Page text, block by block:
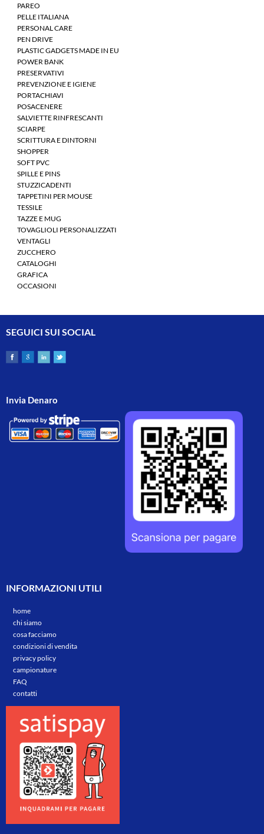
PAREO
PELLE ITALIANA
PERSONAL CARE
PEN DRIVE
PLASTIC GADGETS MADE IN EU
POWER BANK
PRESERVATIVI
PREVENZIONE E IGIENE
PORTACHIAVI
POSACENERE
SALVIETTE RINFRESCANTI
SCIARPE
SCRITTURA E DINTORNI
SHOPPER
SOFT PVC
SPILLE E PINS
STUZZICADENTI
TAPPETINI PER MOUSE
TESSILE
TAZZE E MUG
TOVAGLIOLI PERSONALIZZATI
VENTAGLI
ZUCCHERO
CATALOGHI
GRAFICA
OCCASIONI
SEGUICI SUI SOCIAL
Invia Denaro
INFORMAZIONI UTILI
home
chi siamo
cosa facciamo
condizioni di vendita
privacy policy
campionature
FAQ
contatti